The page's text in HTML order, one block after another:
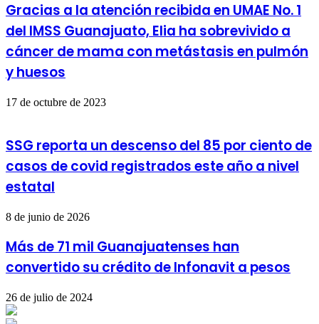
Gracias a la atención recibida en UMAE No. 1
del IMSS Guanajuato, Elia ha sobrevivido a
cáncer de mama con metástasis en pulmón
y huesos
17 de octubre de 2023
SSG reporta un descenso del 85 por ciento de
casos de covid registrados este año a nivel
estatal
8 de junio de 2026
Más de 71 mil Guanajuatenses han
convertido su crédito de Infonavit a pesos
26 de julio de 2024